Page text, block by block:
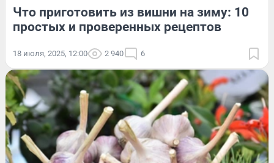
Что приготовить из вишни на зиму: 10
простых и проверенных рецептов
18 июля, 2025, 12:00 2 940 6